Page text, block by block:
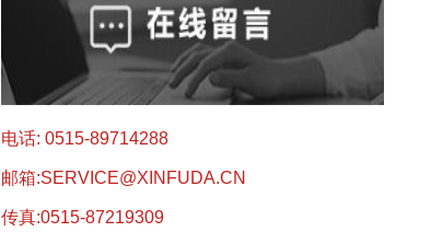
电话: 0515-89714288
邮箱:SERVICE@XINFUDA.CN
传真:0515-87219309